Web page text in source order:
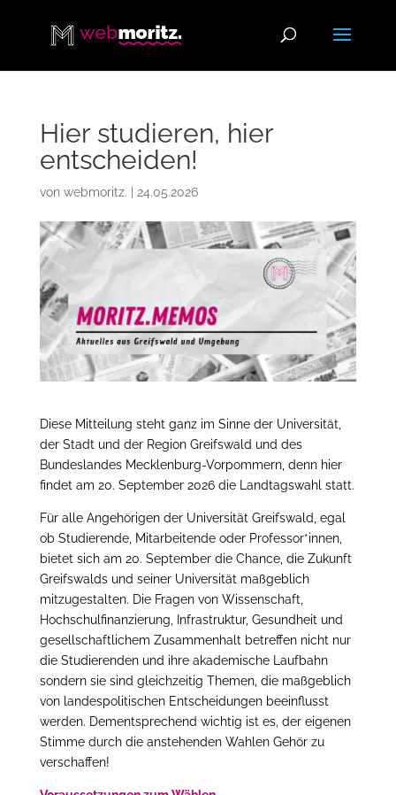
Hier studieren, hier
entscheiden!
von webmoritz. 24.05.2026
Diese Mitteilung steht ganz im Sinne der Universität,
der Stadt und der Region Greifswald und des
Bundeslandes Mecklenburg-Vorpommern, denn hier
findet am 20. September 2026 die Landtagswahl statt.
Für alle Angehörigen der Universität Greifswald, egal
ob Studierende, Mitarbeitende oder Professor*innen,
bietet sich am 20. September die Chance, die Zukunft
Greifswalds und seiner Universität maßgeblich
mitzugestalten. Die Fragen von Wissenschaft,
Hochschulfinanzierung, Infrastruktur, Gesundheit und
gesellschaftlichem Zusammenhalt betreffen nicht nur
die Studierenden und ihre akademische Laufbahn
sondern sie sind gleichzeitig Themen, die maßgeblich
von landespolitischen Entscheidungen beeinflusst
werden. Dementsprechend wichtig ist es, der eigenen
Stimme durch die anstehenden Wahlen Gehör zu
verschaffen!